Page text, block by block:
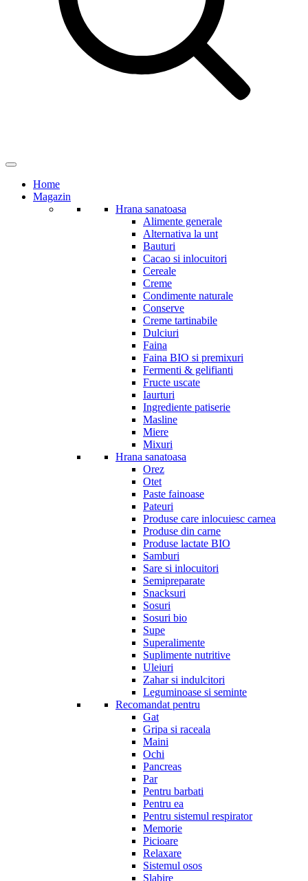
Home
Magazin
Hrana sanatoasa
Alimente generale
Alternativa la unt
Bauturi
Cacao si inlocuitori
Cereale
Creme
Condimente naturale
Conserve
Creme tartinabile
Dulciuri
Faina
Faina BIO si premixuri
Fermenti & gelifianti
Fructe uscate
Iaurturi
Ingrediente patiserie
Masline
Miere
Mixuri
Hrana sanatoasa
Orez
Otet
Paste fainoase
Pateuri
Produse care inlocuiesc carnea
Produse din carne
Produse lactate BIO
Samburi
Sare si inlocuitori
Semipreparate
Snacksuri
Sosuri
Sosuri bio
Supe
Superalimente
Suplimente nutritive
Uleiuri
Zahar si indulcitori
Leguminoase si seminte
Recomandat pentru
Gat
Gripa si raceala
Maini
Ochi
Pancreas
Par
Pentru barbati
Pentru ea
Pentru sistemul respirator
Memorie
Picioare
Relaxare
Sistemul osos
Slabire